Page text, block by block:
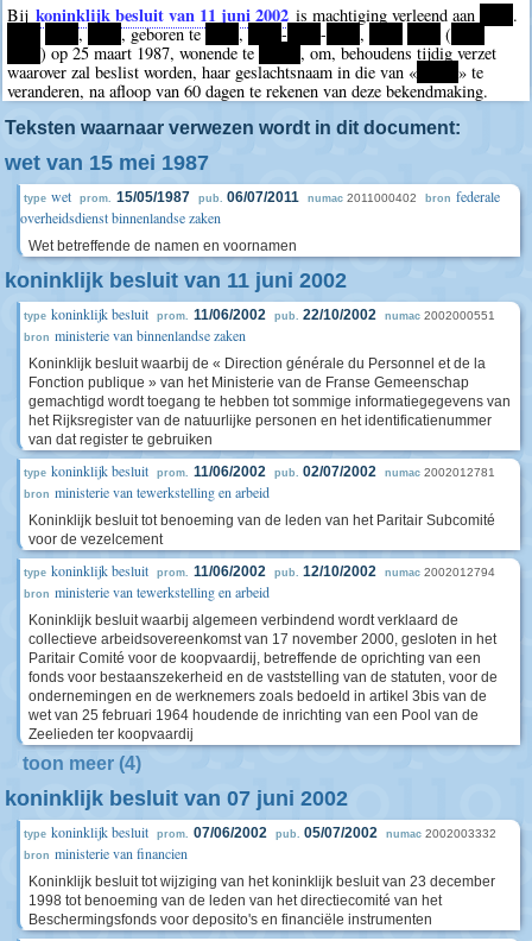
Bij koninklijk besluit van 11 juni 2002 is machtiging verleend aan
.
****
****, ****, geboren te , ****- ****- , ( ****
****) op 25 maart 1987, wonende te *****, om, behoudens tijdig verzet
waarover zal beslist worden, haar geslachtsnaam in die van « *****» te
veranderen, na afloop van 60 dagen te rekenen van deze bekendmaking.
Teksten waarnaar verwezen wordt in dit document:
wet van 15 mei 1987
type wet prom. 15/05/1987 pub. 06/07/2011 numac 2011000402 bron federale
overheidsdienst binnenlandse zaken
Wet betreffende de namen en voornamen
koninklijk besluit van 11 juni 2002
type koninklijk besluit prom. 11/06/2002 pub. 22/10/2002 numac 2002000551
bron ministerie van binnenlandse zaken
Koninklijk besluit waarbij de « Direction générale du Personnel et de la
Fonction publique » van het Ministerie van de Franse Gemeenschap
gemachtigd wordt toegang te hebben tot sommige informatiegegevens van
het Rijksregister van de natuurlijke personen en het identificatienummer
van dat register te gebruiken
type koninklijk besluit prom. 11/06/2002 pub. 02/07/2002 numac 2002012781
bron ministerie van tewerkstelling en arbeid
Koninklijk besluit tot benoeming van de leden van het Paritair Subcomité
voor de vezelcement
type koninklijk besluit prom. 11/06/2002 pub. 12/10/2002 numac 2002012794
bron ministerie van tewerkstelling en arbeid
Koninklijk besluit waarbij algemeen verbindend wordt verklaard de
collectieve arbeidsovereenkomst van 17 november 2000, gesloten in het
Paritair Comité voor de koopvaardij, betreffende de oprichting van een
fonds voor bestaanszekerheid en de vaststelling van de statuten, voor de
ondernemingen en de werknemers zoals bedoeld in artikel 3bis van de
wet van 25 februari 1964 houdende de inrichting van een Pool van de
Zeelieden ter koopvaardij
toon meer (4)
koninklijk besluit van 07 juni 2002
type koninklijk besluit prom. 07/06/2002 pub. 05/07/2002 numac 2002003332
bron ministerie van financien
Koninklijk besluit tot wijziging van het koninklijk besluit van 23 december
1998 tot benoeming van de leden van het directiecomité van het
Beschermingsfonds voor deposito's en financiële instrumenten